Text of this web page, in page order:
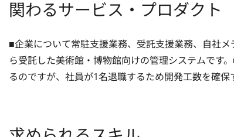
関わるサービス・プロダクト
■企業について常駐支援業務、受託支援業務、自社
ら受託した美術館・博物館向けの管理システムです
るのですが、社員が1名退職するため開発工数を確保